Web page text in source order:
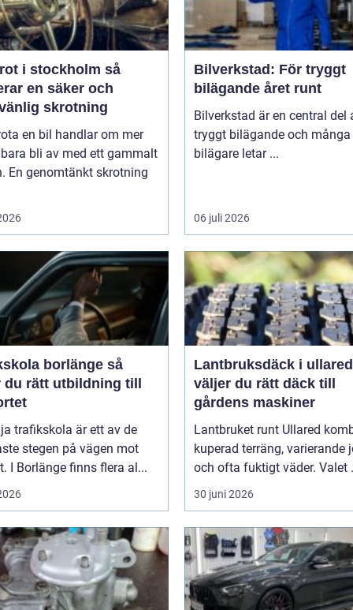
i stockholm så
en säker och
skrotning
en bil handlar om mer
bli av med ett gammalt
En genomtänkt skrotning
Bilverkstad: För tryggt
bilägande året runt
Bilverkstad är en central del
tryggt bilägande och många
bilägare letar ...
06 juli 2026
borlänge så
du rätt utbildning till
trafikskola är ett av de
stegen på vägen mot
I Borlänge finns flera al...
Lantbruksdäck i ullared
väljer du rätt däck till
gårdens maskiner
Lantbruket runt Ullared
kuperad terräng, varierande
och ofta fuktigt väder. Valet
30 juni 2026